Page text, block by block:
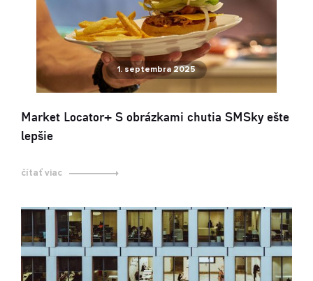
1. septembra 2025
Market Locator+ S obrázkami chutia SMSky ešte
lepšie
čítať viac